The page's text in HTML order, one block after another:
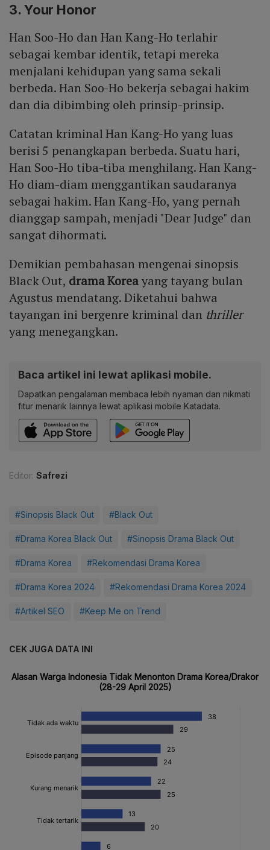
3. Your Honor
Han Soo-Ho dan Han Kang-Ho terlahir
sebagai kembar identik, tetapi mereka
menjalani kehidupan yang sama sekali
berbeda. Han Soo-Ho bekerja sebagai hakim
dan dia dibimbing oleh prinsip-prinsip.
Catatan kriminal Han Kang-Ho yang luas
berisi 5 penangkapan berbeda. Suatu hari,
Han Soo-Ho tiba-tiba menghilang. Han Kang-
Ho diam-diam menggantikan saudaranya
sebagai hakim. Han Kang-Ho, yang pernah
dianggap sampah, menjadi "Dear Judge" dan
sangat dihormati.
Demikian pembahasan mengenai sinopsis
Black Out, drama Koreayang tayang bulan
Agustus mendatang. Diketahui bahwa
tayangan ini bergenre kriminal dan thriller
yang menegangkan.
Baca artikel ini lewat aplikasi mobile.
Dapatkan pengalaman membaca lebih nyaman dan nikmati
fitur menarik lainnya lewat aplikasi mobile Katadata.
Editor: Safrezi
#Sinopsis Black Out #Black Out
#Drama Korea Black Out #Sinopsis Drama Black Out
#Drama Korea #Rekomendasi Drama Korea
#Drama Korea 2024 #Rekomendasi Drama Korea 2024
#Artikel SEO #Keep Me on Trend
CEK JUGA DATA INI